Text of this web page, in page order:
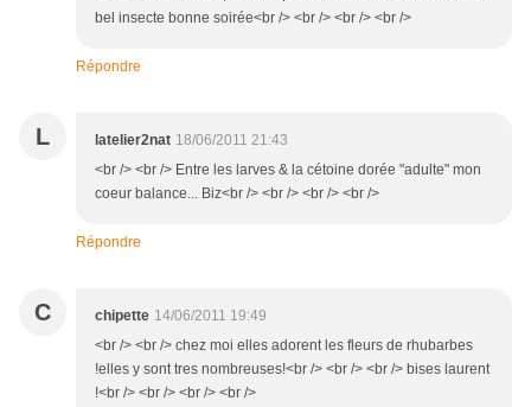
bel insecte bonne soirée<br /> <br /> <br /> <br />
Répondre
L latelier2nat 18/06/2011 21:43
<br /> <br /> Entre les larves & la cétoine dorée "adulte" mon
coeur balance... Biz<br /> <br /> <br /> <br />
Répondre
C chipette 14/06/2011 19:49
<br /> <br /> chez moi elles adorent les fleurs de rhubarbes
!elles y sont tres nombreuses!<br /> <br /> <br /> bises laurent
!<br /> <br /> <br /> <br />